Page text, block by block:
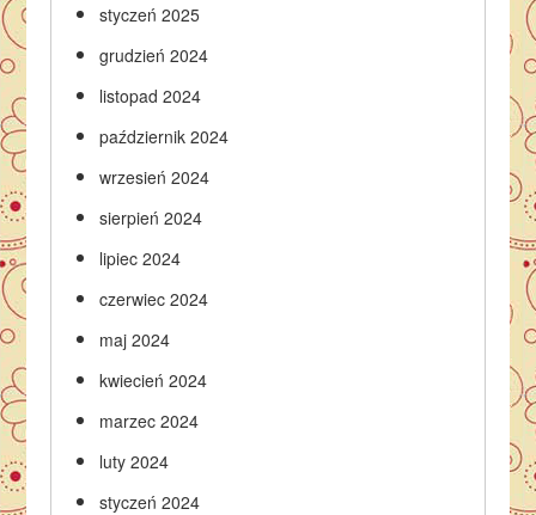
styczeń 2025
grudzień 2024
listopad 2024
październik 2024
wrzesień 2024
sierpień 2024
lipiec 2024
czerwiec 2024
maj 2024
kwiecień 2024
marzec 2024
luty 2024
styczeń 2024